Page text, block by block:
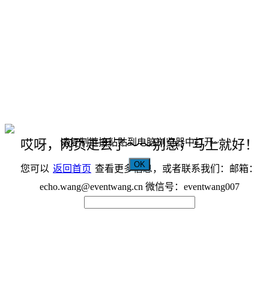
哎呀，网页走丢了～～别急，马上就好！
您可以 返回首页 查看更多信息，或者联系我们：邮箱：
echo.wang@eventwang.cn 微信号：eventwang007
请复制链接粘贴到电脑浏览器中打开~
OK